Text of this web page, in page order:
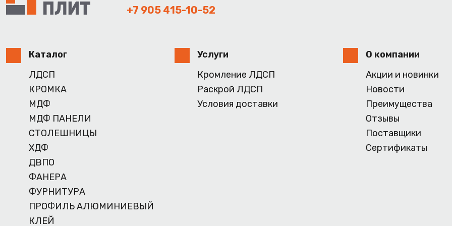
+7 905 415-10-52
Каталог
ЛДСП
КРОМКА
МДФ
МДФ ПАНЕЛИ
СТОЛЕШНИЦЫ
ХДФ
ДВПО
ФАНЕРА
ФУРНИТУРА
ПРОФИЛЬ АЛЮМИНИЕВЫЙ
КЛЕЙ
Услуги
Кромление ЛДСП
Раскрой ЛДСП
Условия доставки
О компании
Акции и новинки
Новости
Преимущества
Отзывы
Поставщики
Сертификаты